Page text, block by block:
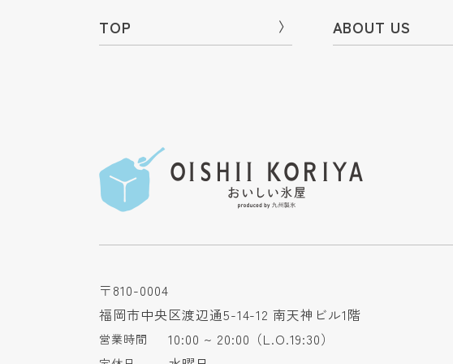
TOP 〉 ABOUT US
〒810-0004
福岡市中央区渡辺通5-14-12 南天神ビル1階
営業時間 10:00 ~ 20:00（L.O.19:30）